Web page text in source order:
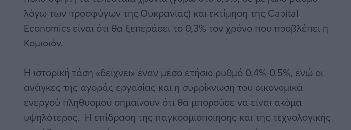
λόγω των προσφύγων της Ουκρανίας) και εκτίμηση της Capital
Economics είναι ότι θα ξεπεράσει το 0,3% τον χρόνο που προβλέπει η
Κομισιόν.
Η ιστορική τάση «δείχνει» έναν μέσο ετήσιο ρυθμό 0,4%-0,5%, ενώ οι
ανάγκες της αγοράς εργασίας και η συρρίκνωση του οικονομικά
ενεργού πληθυσμού σημαίνουν ότι θα μπορούσε να είναι ακόμα
υψηλότερος. Η επίδραση της παγκοσμιοποίησης και της τεχνολογικής